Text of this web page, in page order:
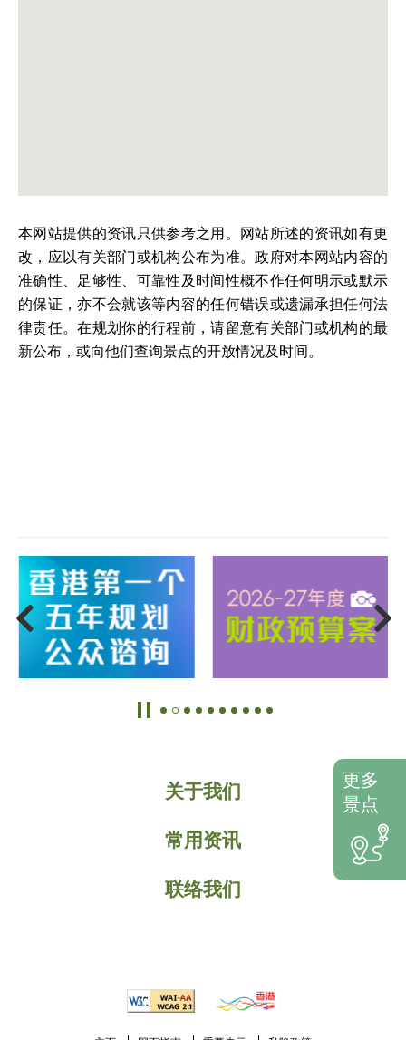
本网站提供的资讯只供参考之用。网站所述的资讯如有更
改，应以有关部门或机构公布为准。政府对本网站内容的
准确性、足够性、可靠性及时间性概不作任何明示或默示
的保证，亦不会就该等内容的任何错误或遗漏承担任何法
律责任。在规划你的行程前，请留意有关部门或机构的最
新公布，或向他们查询景点的开放情况及时间。
关于我们
常用资讯
联络我们
更多
景点